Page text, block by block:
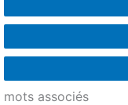
mots associés